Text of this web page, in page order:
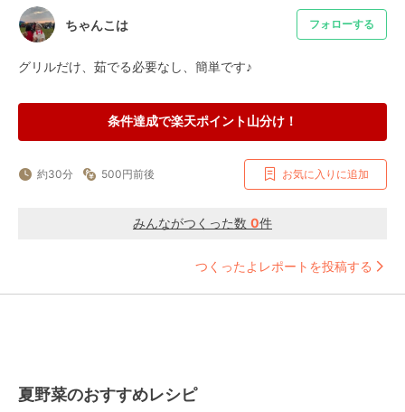
ちゃんこは フォローする
グリルだけ、茹でる必要なし、簡単です♪
条件達成で楽天ポイント山分け！
約30分 500円前後 お気に入りに追加
みんながつくった数 0件
つくったよレポートを投稿する
夏野菜のおすすめレシピ